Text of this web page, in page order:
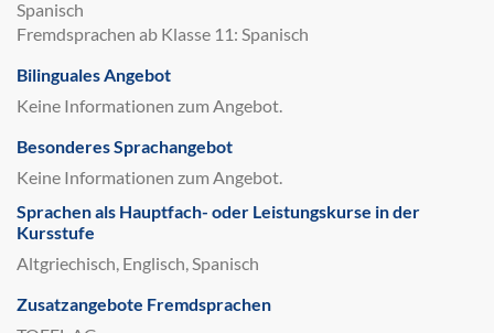
Spanisch
Fremdsprachen ab Klasse 11: Spanisch
Bilinguales Angebot
Keine Informationen zum Angebot.
Besonderes Sprachangebot
Keine Informationen zum Angebot.
Sprachen als Hauptfach- oder Leistungskurse in der
Kursstufe
Altgriechisch, Englisch, Spanisch
Zusatzangebote Fremdsprachen